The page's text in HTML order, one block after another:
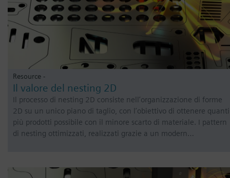
Resource -
Il valore del nesting 2D
Il processo di nesting 2D consiste nell’organizzazione di forme
2D su un unico piano di taglio, con l’obiettivo di ottenere quanti
più prodotti possibile con il minore scarto di materiale. I pattern
di nesting ottimizzati, realizzati grazie a un modern…